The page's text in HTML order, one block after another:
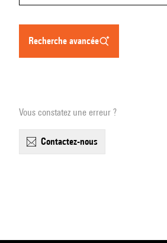
recherche avancée
Vous constatez une erreur ?
contactez-nous